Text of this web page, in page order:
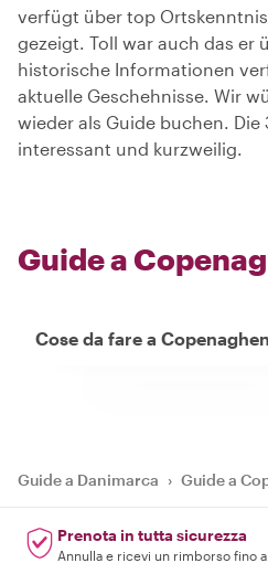
verfügt über top
gezeigt. Toll war auch das er
historische Informationen
aktuelle Geschehnisse. Wir
wieder als Guide buchen.
interessant und kurzweilig.
Guide a
Cose da fare a Copenaghen
Guide a Danimarca › Guide a
Prenota in tutta sicurezza
Annulla e ricevi un rimborso fino